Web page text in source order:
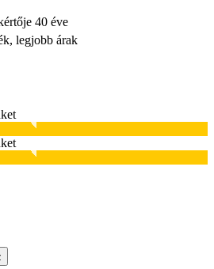
40 éve
, legjobb árak